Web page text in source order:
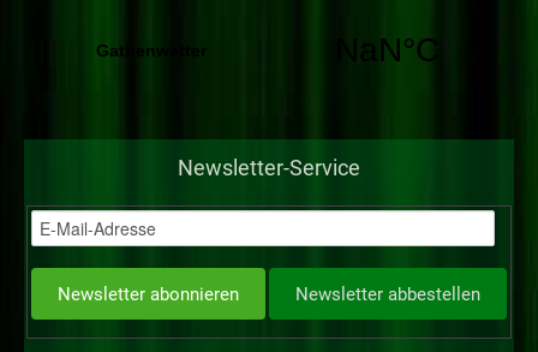
Newsletter-Service